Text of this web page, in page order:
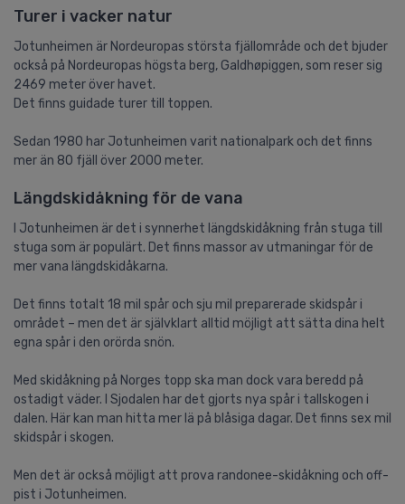
Turer i vacker natur
Jotunheimen är Nordeuropas största fjällområde och det bjuder
också på Nordeuropas högsta berg, Galdhøpiggen, som reser sig
2469 meter över havet.
Det finns guidade turer till toppen.
Sedan 1980 har Jotunheimen varit nationalpark och det finns
mer än 80 fjäll över 2000 meter.
Längdskidåkning för de vana
I Jotunheimen är det i synnerhet längdskidåkning från stuga till
stuga som är populärt. Det finns massor av utmaningar för de
mer vana längdskidåkarna.
Det finns totalt 18 mil spår och sju mil preparerade skidspår i
området – men det är självklart alltid möjligt att sätta dina helt
egna spår i den orörda snön.
Med skidåkning på Norges topp ska man dock vara beredd på
ostadigt väder. I Sjodalen har det gjorts nya spår i tallskogen i
dalen. Här kan man hitta mer lä på blåsiga dagar. Det finns sex mil
skidspår i skogen.
Men det är också möjligt att prova randonee-skidåkning och off-
pist i Jotunheimen.